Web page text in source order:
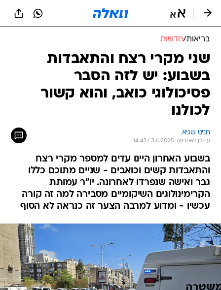
בריאות/חדשות
שני מקרי רצח והתאבדות
בשבוע: יש לזה הסבר
פסיכולוגי כואב, והוא קשור
לכולנו
חניט שגיא
עודכן לאחרונה: 3.6.2025 / 14:47
בשבוע האחרון היינו עדים למספר מקרי רצח
והתאבדות קשים וכואבים - שניים מתוכם כללו
גבר ואישה שנפרדו לאחרונה. יו"ר עמותת
הקרימינולוגים השיקומיים מסבירה למה זה קורה
עכשיו - ומדוע למרבה הצער זה כנראה לא הסוף